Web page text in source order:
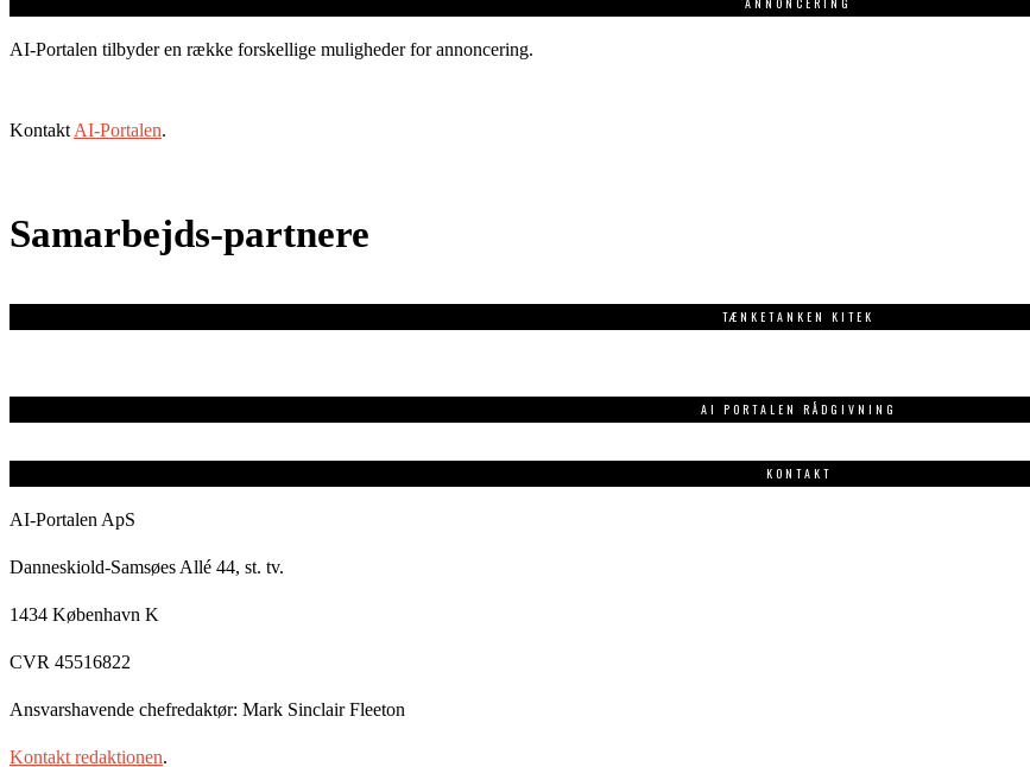
AI-Portalen tilbyder en række forskellige muligheder for annoncering.
Kontakt AI-Portalen.
Samarbejds-partnere
TÆNKETANKEN KITEK
AI PORTALEN RÅDGIVNING
KONTAKT
AI-Portalen ApS
Danneskiold-Samsøes Allé 44, st. tv.
1434 København K
CVR 45516822
Ansvarshavende chefredaktør: Mark Sinclair Fleeton
Kontakt redaktionen.